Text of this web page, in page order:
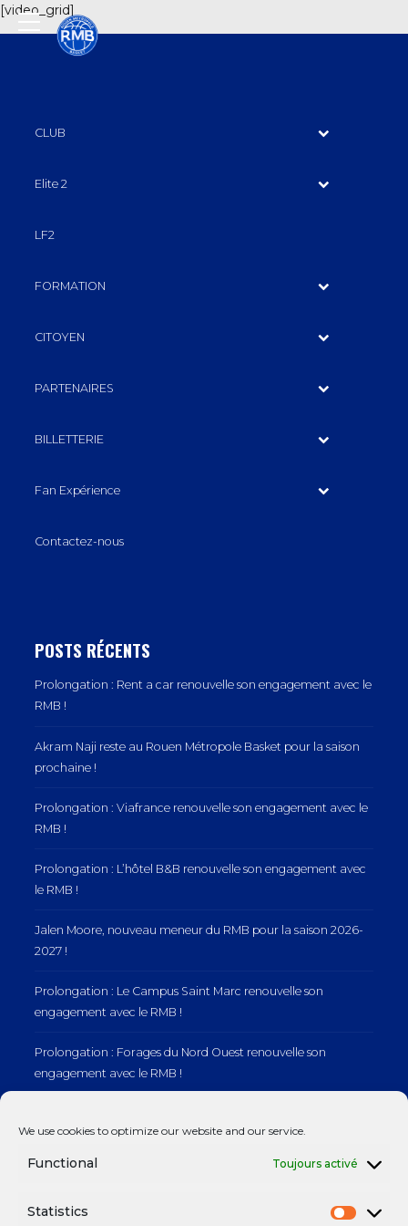
We use cookies to optimize our website and our service.
Functional Toujours activé
Statistics
[video_grid]
CLUB
Elite 2
LF2
FORMATION
CITOYEN
PARTENAIRES
BILLETTERIE
Fan Expérience
Contactez-nous
POSTS RÉCENTS
Prolongation : Rent a car renouvelle son engagement avec le
RMB !
Akram Naji reste au Rouen Métropole Basket pour la saison
prochaine !
Prolongation : Viafrance renouvelle son engagement avec le
RMB !
Prolongation : L’hôtel B&B renouvelle son engagement avec
le RMB !
Jalen Moore, nouveau meneur du RMB pour la saison 2026-
2027 !
Prolongation : Le Campus Saint Marc renouvelle son
engagement avec le RMB !
Prolongation : Forages du Nord Ouest renouvelle son
engagement avec le RMB !
engagement avec le RMB !